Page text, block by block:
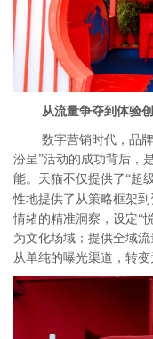
从流量争夺到体验
数字营销时代，品
汾呈”活动的成功背后，
能。天猫不仅提供了“超
性地提供了从策略框架
情绪的精准洞察，设定“
为文化场域；提供全域
从单纯的曝光渠道，转变